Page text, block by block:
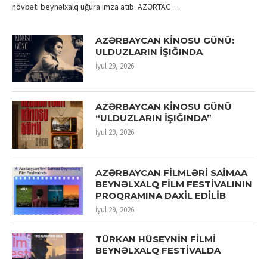
növbəti beynəlxalq uğura imza atıb. AZƏRTAC …
AZƏRBAYCAN KİNOSU GÜNÜ:
ULDUZLARIN İŞIĞINDA
İyul 29, 2026
AZƏRBAYCAN KİNOSU GÜNÜ
“ULDUZLARIN İŞIĞINDA”
İyul 29, 2026
AZƏRBAYCAN FİLMLƏRİ SAİMAA
BEYNƏLXALQ FİLM FESTİVALININ
PROQRAMINA DAXİL EDİLİB
İyul 29, 2026
TÜRKAN HÜSEYNİN FİLMİ
BEYNƏLXALQ FESTİVALDA